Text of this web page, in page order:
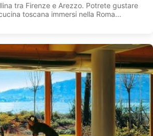
tra Firenze e Arezzo. Potrete gustare
toscana immersi nella Roma...